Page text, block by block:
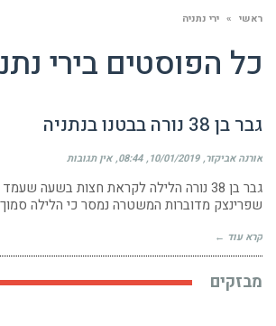
ראשי » ירי נתניה
כל הפוסטים בירי
גבר בן 38 נורה בבטנו בנתניה
אורנה אביקזר 10/01/2019
08:44 אין תגובות
גבר בן 38 נורה הלילה לקראת חצות בשעה
שפרינצק מדוברות המשטרה נמסר כי הלילה
קרא עוד ←
מבזקים